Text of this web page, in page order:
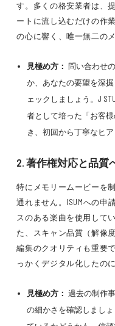
す。多くの格安業者は、
ートに流し込むだけの作
の心に響く、唯一無二の
見極め方： 問い合わせ
か、あなたの要望を深
ェックしましょう。J
者として培った「お客
き、初回から丁寧なヒ
2. 著作権対応と品質
特にメモリームービーを
通れません。ISUMへの申
スのある楽曲を使用して
た、スキャン品質（解像
編集のクオリティも重要
っかくデジタル化したの
見極め方： 過去の制作
の細かさを確認しまし